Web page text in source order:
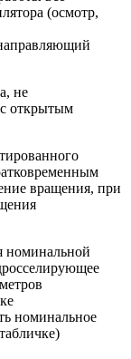
(осмотр,
не
открытым
вращения, при
номинальной
номинальное